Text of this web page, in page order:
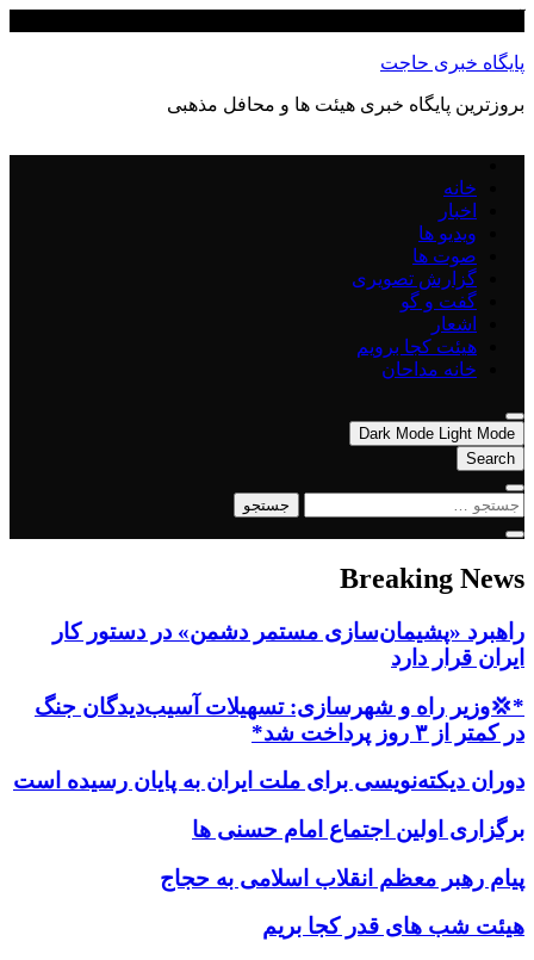
content
پایگاه خبری حاجت
بروزترین پایگاه‌ خبری هیئت ها و محافل مذهبی
خانه
اخبار
ویدیو ها
صوت ها
گزارش تصویری
گفت و گو
اشعار
هیئت کجا برویم
خانه مداحان
Dark Mode Light Mode
Search
جستجو
Breaking News
راهبرد «پشیمان‌سازی مستمر دشمن» در دستور کار
ایران قرار دارد
*💢وزیر راه و شهرسازی: تسهیلات آسیب‌دیدگان جنگ
در کمتر از ۳ روز پرداخت شد*
دوران دیکته‌نویسی برای ملت ایران به پایان رسیده است
برگزاری اولین اجتماع امام حسنی ها
پیام رهبر معظم انقلاب اسلامی به حجاج
هیئت شب های قدر کجا بریم